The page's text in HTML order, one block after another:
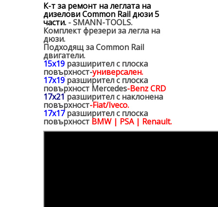
К-т за ремонт на леглата на
дизелови Common Rail дюзи 5
части.- SMANN-TOOLS.
Комплект фрезери за легла на
дюзи.
Подходящ за Common Rail
двигатели.
15x19разширител с плоска
повърхност-универсален.
17x19 разширител с плоска
повърхност Mercedes-Benz CRD
17x21разширител с наклонена
повърхност-Fiat/Iveco.
17x17разширител с плоска
повърхностBMW | PSA | Renault.